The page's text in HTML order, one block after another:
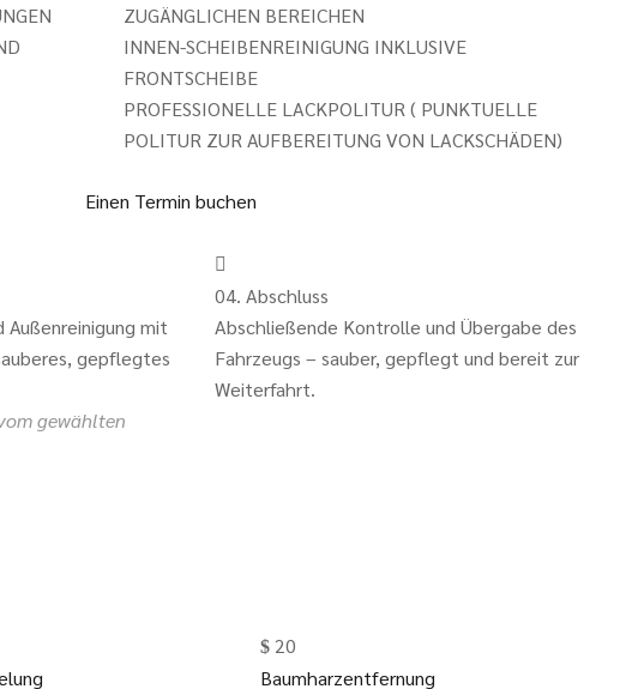
ZUGÄNGLICHEN BEREICHEN
INNEN-SCHEIBENREINIGUNG INKLUSIVE
FRONTSCHEIBE
PROFESSIONELLE LACKPOLITUR ( PUNKTUELLE
POLITUR ZUR AUFBEREITUNG VON LACKSCHÄDEN)
Einen Termin buchen
Außenreinigung mit
gepflegtes
gewählten
04. Abschluss
Abschließende Kontrolle und Übergabe des
Fahrzeugs – sauber, gepflegt und bereit zur
Weiterfahrt.
20
Baumharzentfernung